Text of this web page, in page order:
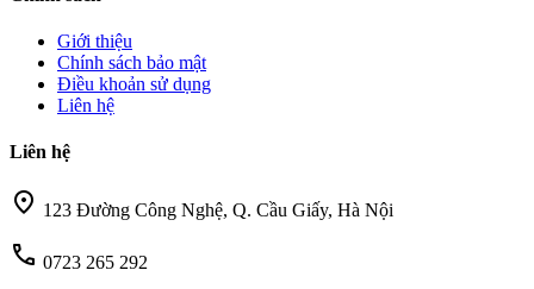
Giới thiệu
Chính sách bảo mật
Điều khoản sử dụng
Liên hệ
Liên hệ
location_on 123 Đường Công Nghệ, Q. Cầu Giấy, Hà Nội
call 0723 265 292